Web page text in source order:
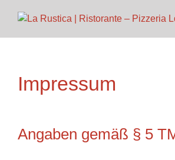
Impressum
Angaben gemäß § 5